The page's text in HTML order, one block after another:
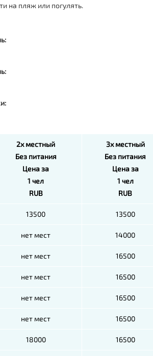
на пляж или погулять.
2х местный
Без питания
Цена за
1 чел
RUB
3х местный
Без питания
Цена за
1 чел
RUB
13500 13500
нет мест 14000
нет мест 16500
нет мест 16500
нет мест 16500
нет мест 16500
18000 16500